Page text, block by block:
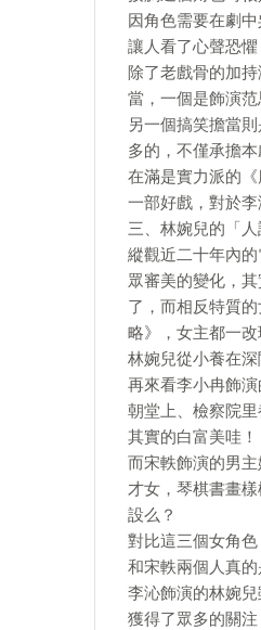
因角色需要在劇
讓人看了心聲恐
除了老戲骨的加
當，一個是飾演
另一個搞笑擔當
多的，不僅承擔
在滿是實力派的
一部好戲，對於李
三、林婉兒的「
縱觀近二十年內
眾審美的變化，
了，而相反特質
略》，女主都一
林婉兒從小養在
再來看李小冉飾
朝堂上、檢察院
其實的白富美哇！
而宋軼飾演的男
才女，琴棋書畫
設么？
對比這三個女角
和宋軼兩個人真
李沁飾演的林婉
獲得了眾多的關